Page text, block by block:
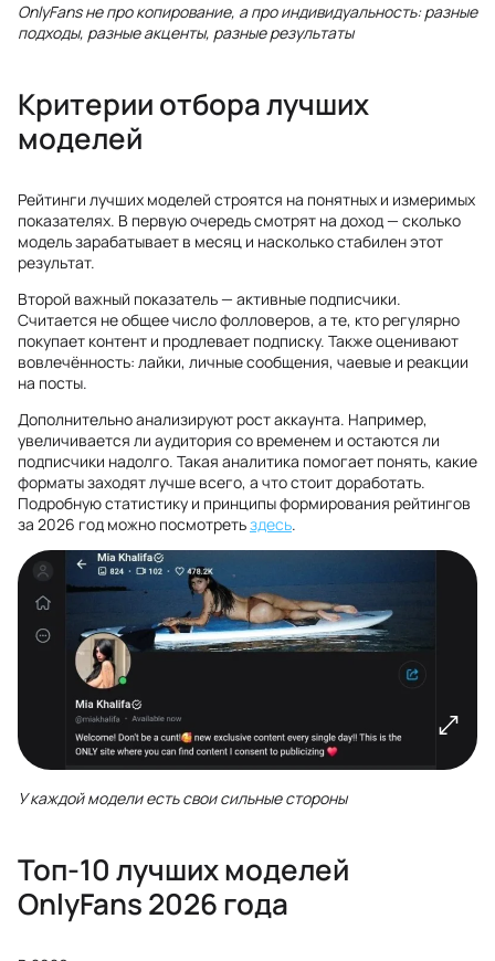
OnlyFans не про копирование, а про индивидуальность: разные
подходы, разные акценты, разные результаты
Критерии отбора лучших
моделей
Рейтинги лучших моделей строятся на понятных и измеримых
показателях. В первую очередь смотрят на доход — сколько
модель зарабатывает в месяц и насколько стабилен этот
результат.
Второй важный показатель — активные подписчики.
Считается не общее число фолловеров, а те, кто регулярно
покупает контент и продлевает подписку. Также оценивают
вовлечённость: лайки, личные сообщения, чаевые и реакции
на посты.
Дополнительно анализируют рост аккаунта. Например,
увеличивается ли аудитория со временем и остаются ли
подписчики надолго. Такая аналитика помогает понять, какие
форматы заходят лучше всего, а что стоит доработать.
Подробную статистику и принципы формирования рейтингов
за 2026 год можно посмотретьздесь.
У каждой модели есть свои сильные стороны
Топ-10 лучших моделей
OnlyFans 2026 года